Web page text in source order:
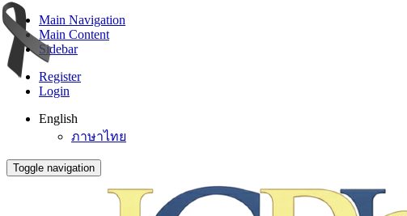
Main Navigation
Main Content
Sidebar
Register
Login
English
ภาษาไทย
Toggle navigation